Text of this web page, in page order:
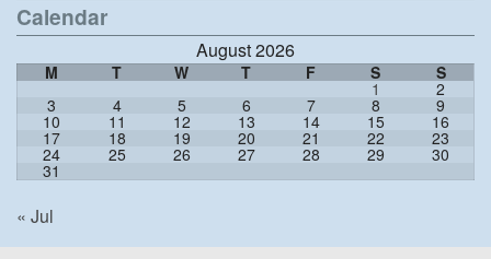
Calendar
August 2026
M T W T F S S
1 2
3 4 5 6 7 8 9
10 11 12 13 14 15 16
17 18 19 20 21 22 23
24 25 26 27 28 29 30
31
« Jul